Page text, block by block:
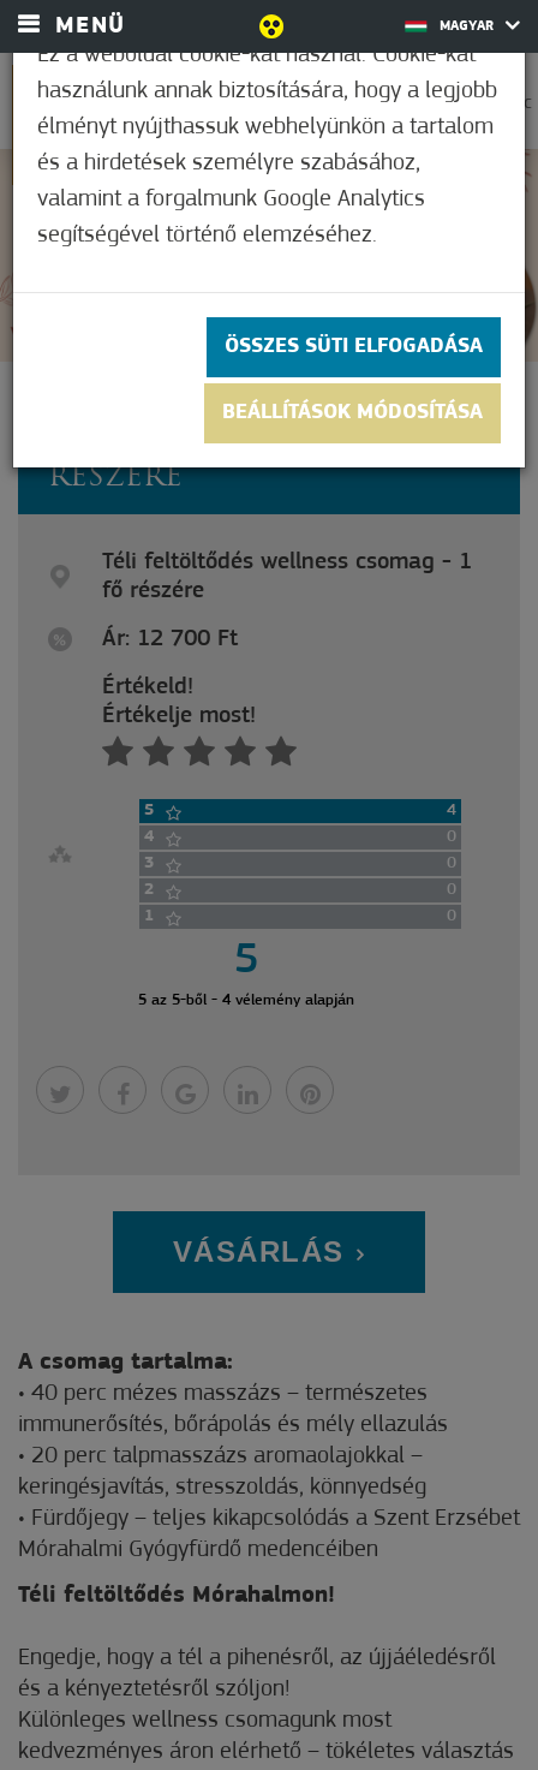
MENÜ MAGYAR
0
37,2°C
5 (4)
TÉLI FELTÖLTŐDÉS
WELLNESS CSOMAG - 1 FŐ
RÉSZÉRE
Téli feltöltődés wellness csomag - 1
fő részére
Ár: 12 700 Ft
Értékeld!
Értékelje most!
5
4
4
0
3
0
2
0
1
0
5
5 az 5-ből - 4 vélemény alapján
VÁSÁRLÁS
A csomag tartalma:
• 40 perc mézes masszázs – természetes
immunerősítés, bőrápolás és mély ellazulás
• 20 perc talpmasszázs aromaolajokkal –
keringésjavítás, stresszoldás, könnyedség
• Fürdőjegy – teljes kikapcsolódás a Szent Erzsébet
Mórahalmi Gyógyfürdő medencéiben
Téli feltöltődés Mórahalmon!
Engedje, hogy a tél a pihenésről, az újjáéledésről
és a kényeztetésről szóljon!
Különleges wellness csomagunk most
kedvezményes áron elérhető – tökéletes választás
Ez a weboldal cookie-kat használ. Cookie-kat
használunk annak biztosítására, hogy a legjobb
élményt nyújthassuk webhelyünkön a tartalom
és a hirdetések személyre szabásához,
valamint a forgalmunk Google Analytics
segítségével történő elemzéséhez.
ÖSSZES SÜTI ELFOGADÁSA
BEÁLLÍTÁSOK MÓDOSÍTÁSA